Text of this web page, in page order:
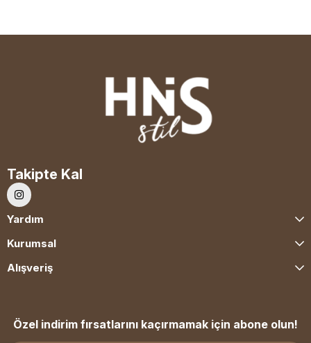
Takipte Kal
Yardım
Kurumsal
Alışveriş
Özel indirim fırsatlarını kaçırmamak için abone olun!